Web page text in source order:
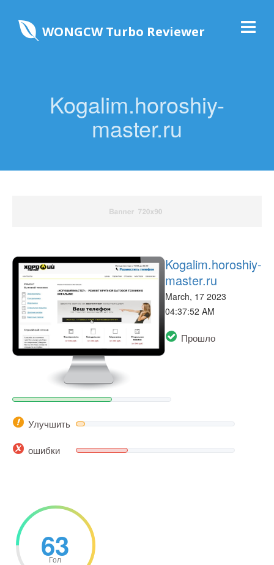
WONGCW Turbo Reviewer
Kogalim.horoshiy-
master.ru
Kogalim.horoshiy-
master.ru
March, 17 2023
04:37:52 AM
Прошло
Улучшить
ошибки
63
Гол